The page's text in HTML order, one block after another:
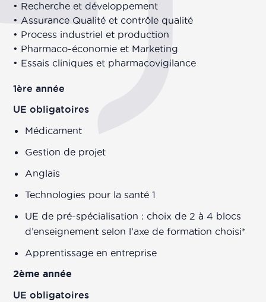
• Recherche et développement
• Assurance Qualité et contrôle qualité
• Process industriel et production
• Pharmaco-économie et Marketing
• Essais cliniques et pharmacovigilance
1ère année
UE obligatoires
Médicament
Gestion de projet
Anglais
Technologies pour la santé 1
UE de pré-spécialisation : choix de 2 à 4 blocs
d’enseignement selon l’axe de formation choisi*
Apprentissage en entreprise
2ème année
UE obligatoires